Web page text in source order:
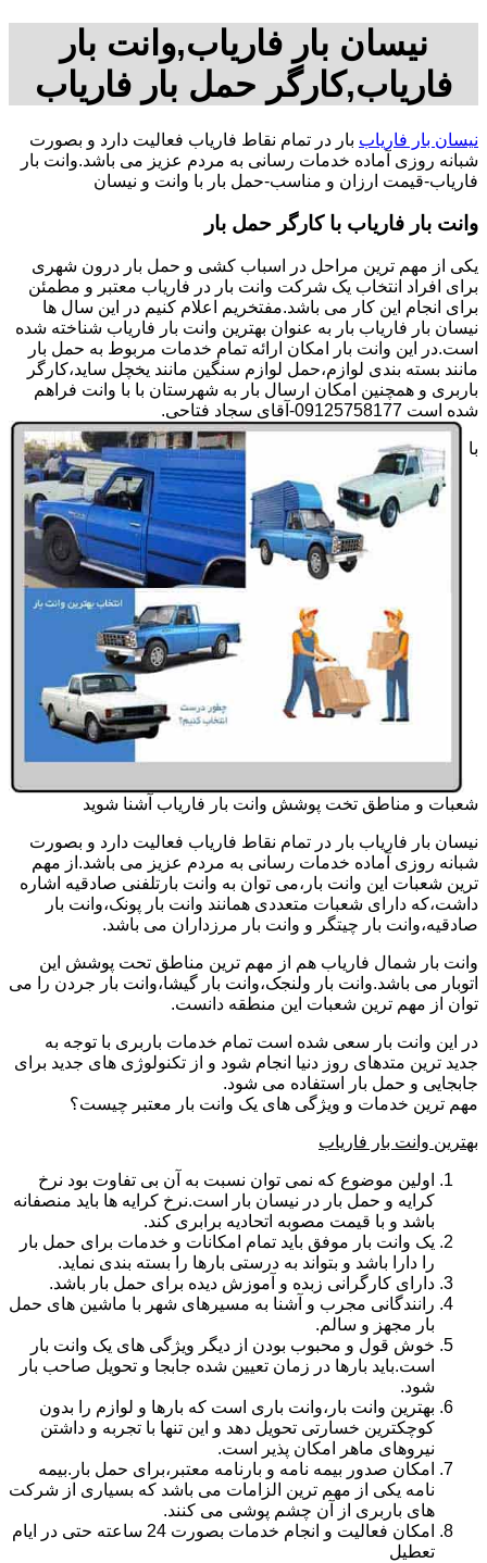
نیسان بار فاریاب,وانت بار
فاریاب,کارگر حمل بار فاریاب
نیسان بار فاریاب بار در تمام نقاط فاریاب فعالیت دارد و بصورت
شبانه روزی آماده خدمات رسانی به مردم عزیز می باشد.وانت بار
فاریاب-قیمت ارزان و مناسب-حمل بار با وانت و نیسان
وانت بار فاریاب با کارگر حمل بار
یکی از مهم ترین مراحل در اسباب کشی و حمل بار درون شهری
برای افراد انتخاب یک شرکت وانت بار در فاریاب معتبر و مطمئن
برای انجام این کار می باشد.مفتخریم اعلام کنیم در این سال ها
نیسان بار فاریاب بار به عنوان بهترین وانت بار فاریاب شناخته شده
است.در این وانت بار امکان ارائه تمام خدمات مربوط به حمل بار
مانند بسته بندی لوازم،حمل لوازم سنگین مانند یخچل ساید،کارگر
باربری و همچنین امکان ارسال بار به شهرستان با با وانت فراهم
شده است 09125758177-آقای سجاد فتاحی.
با
شعبات و مناطق تخت پوشش وانت بار فاریاب آشنا شوید
نیسان بار فاریاب بار در تمام نقاط فاریاب فعالیت دارد و بصورت
شبانه روزی آماده خدمات رسانی به مردم عزیز می باشد.از مهم
ترین شعبات این وانت بار،می توان به وانت بارتلفنی صادقیه اشاره
داشت،که دارای شعبات متعددی همانند وانت بار پونک،وانت بار
صادقیه،وانت بار چیتگر و وانت بار مرزداران می باشد.
وانت بار شمال فاریاب هم از مهم ترین مناطق تحت پوشش این
اتوبار می باشد.وانت بار ولنجک،وانت بار گیشا،وانت بار جردن را می
توان از مهم ترین شعبات این منطقه دانست.
در این وانت بار سعی شده است تمام خدمات باربری با توجه به
جدید ترین متدهای روز دنیا انجام شود و از تکنولوژی های جدید برای
جابجایی و حمل بار استفاده می شود.
مهم ترین خدمات و ویژگی های یک وانت بار معتبر چیست؟
بهترین وانت بار فاریاب
اولین موضوع که نمی توان نسبت به آن بی تفاوت بود نرخ
کرایه و حمل بار در نیسان بار است.نرخ کرایه ها باید منصفانه
باشد و با قیمت مصوبه اتحادیه برابری کند.
یک وانت بار موفق باید تمام امکانات و خدمات برای حمل بار
را دارا باشد و بتواند به درستی بارها را بسته بندی نماید.
دارای کارگرانی زبده و آموزش دیده برای حمل بار باشد.
رانندگانی مجرب و آشنا به مسیرهای شهر با ماشین های حمل
بار مجهز و سالم.
خوش قول و محبوب بودن از دیگر ویژگی های یک وانت بار
است.باید بارها در زمان تعیین شده جابجا و تحویل صاحب بار
شود.
بهترین وانت بار،وانت باری است که بارها و لوازم را بدون
کوچکترین خسارتی تحویل دهد و این تنها با تجربه و داشتن
نیروهای ماهر امکان پذیر است.
امکان صدور بیمه نامه و بارنامه معتبر،برای حمل بار.بیمه
نامه یکی از مهم ترین الزامات می باشد که بسیاری از شرکت
های باربری از آن چشم پوشی می کنند.
امکان فعالیت و انجام خدمات بصورت 24 ساعته حتی در ایام
تعطیل